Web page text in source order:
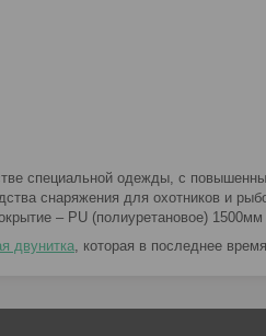
специальной одежды, с
снаряжения для охотников и
– PU (полиуретановое) 1500мм
двунитка , которая в последнее